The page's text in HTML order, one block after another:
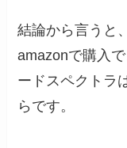
結論から言うと
amazonで購入
ードスペクトラ
らです。